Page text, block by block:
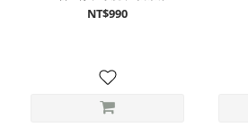
NT$990